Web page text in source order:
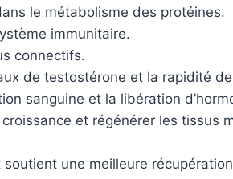
le métabolisme des protéines.
immunitaire.
connectifs.
de testostérone et la rapidité
sanguine et la libération
et régénérer les tissus
une meilleure